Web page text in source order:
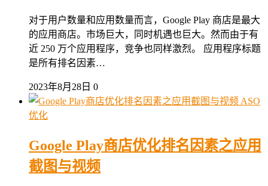
对于用户数量和应用数量而言，Google Play 商店是最大
的应用商店。市场巨大，同时机遇也巨大。然而由于有
近 250 万个应用程序，竞争也同样激烈。 应用程序标题
是所有排名因素…
2023年8月28日 0
ASO
优化
Google Play商店优化排名因素之应用
截图与视频